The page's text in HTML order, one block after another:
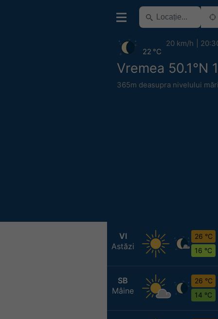
Vremea 50.1°N
365m deasupra nivelului
22 °C
20 km/h
VI
Astăzi
26 °C
16 °C
SB
Mâine
26 °C
14 °C